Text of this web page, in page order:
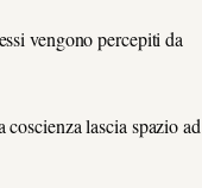
vengono percepiti da
lascia spazio ad